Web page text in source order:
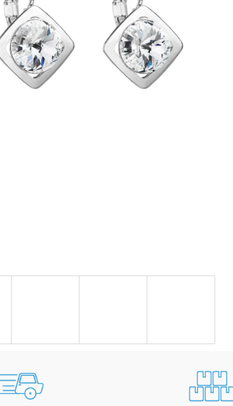
A HRUŠKY NÁHRDELNÍK
SWAROVSKI
490 Kč
Původně: